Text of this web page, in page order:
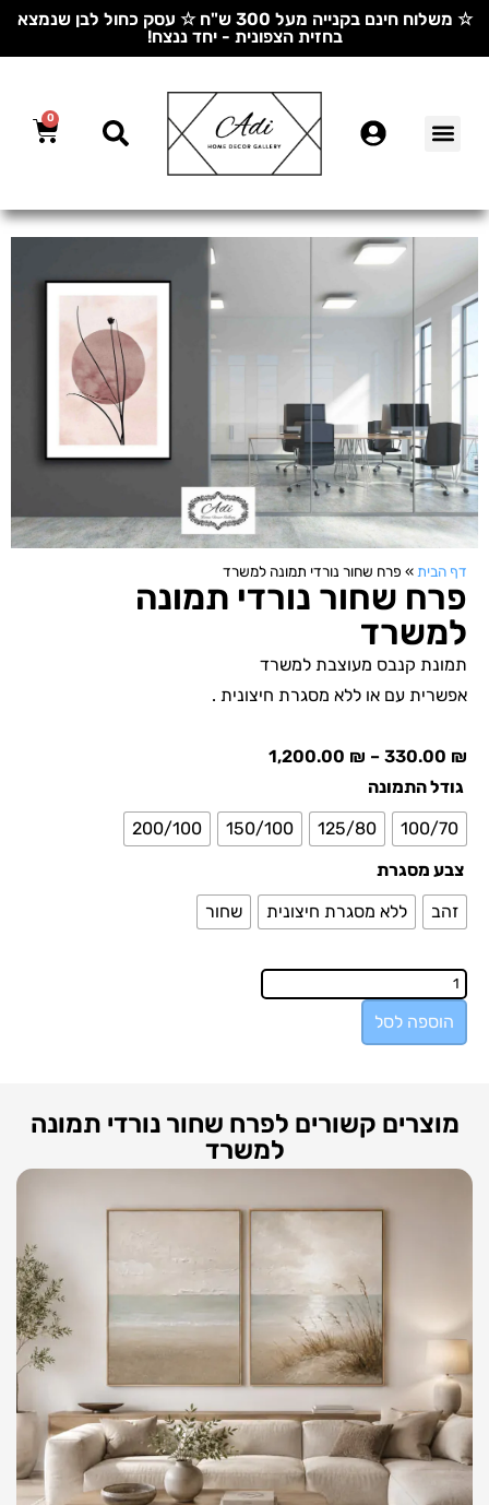
☆ משלוח חינם בקנייה מעל 300 ש"ח ☆ עסק כחול לבן שנמצא
בחזית הצפונית - יחד ננצח!
0
דף הבית» פרח שחור נורדי תמונה למשרד
פרח שחור נורדי תמונה
למשרד
תמונת קנבס מעוצבת למשרד
אפשרית עם או ללא מסגרת חיצונית .
330.00 ₪
–
1,200.00 ₪
גודל התמונה
100/70
125/80
150/100
200/100
צבע מסגרת
זהב
ללא מסגרת חיצונית שחור
הוספה לסל
מוצרים קשורים לפרח שחור נורדי תמונה
למשרד